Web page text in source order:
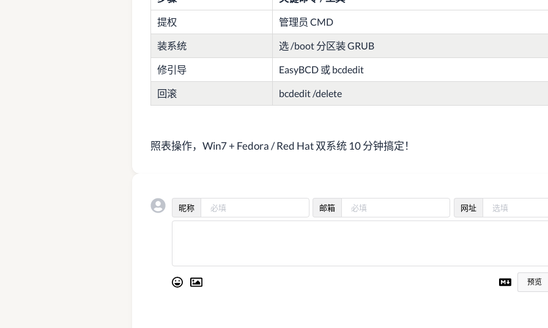
提权 管理员 CMD
装系统 选 /boot 分区装 GRUB
修引导 EasyBCD 或 bcdedit
回滚 bcdedit /delete
照表操作，Win7 + Fedora / Red Hat 双系统 10 分钟搞定！
昵称 邮箱 网址
预览